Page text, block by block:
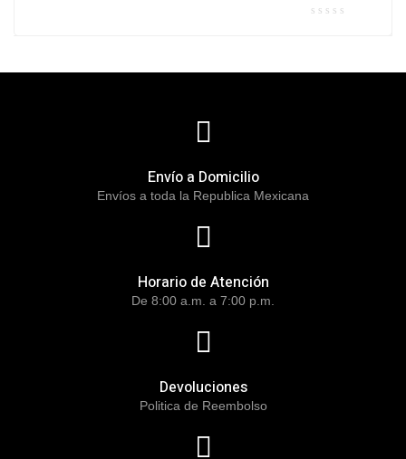
Envío a Domicilio
Envíos a toda la Republica Mexicana
Horario de Atención
De 8:00 a.m. a 7:00 p.m.
Devoluciones
Politica de Reembolso